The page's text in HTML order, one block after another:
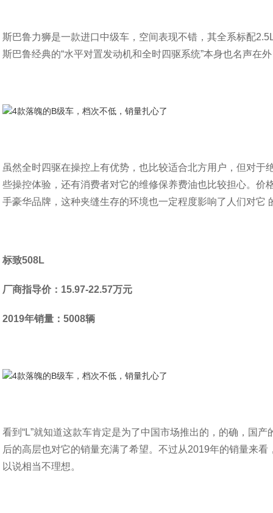
斯巴鲁力狮是一款进口中级车，空间表现不错，其全系标配
斯巴鲁经典的“水平对置发动机和全时四驱系统”本身也名声在
虽然全时四驱在操控上有优势，也比较适合北方用户，但对
些操控体验，还有消费者对它的维修保养费油也比较担心。
手豪华品牌，这种夹缝生存的环境也一定程度影响了人们对它
标致508L
厂商指导价：15.97-22.57万元
2019年销量：5008辆
看到“L”就知道这款车肯定是为了中国市场推出的，的确，国
后的高层也对它的销量充满了希望。不过从2019年的销量来
以说相当不理想。